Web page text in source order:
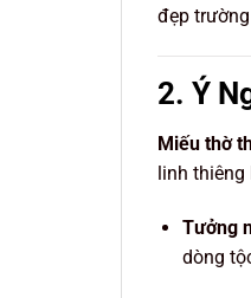
đẹp
2. Ý
Miếu thờ
linh thiêng
Tưởng
dòng